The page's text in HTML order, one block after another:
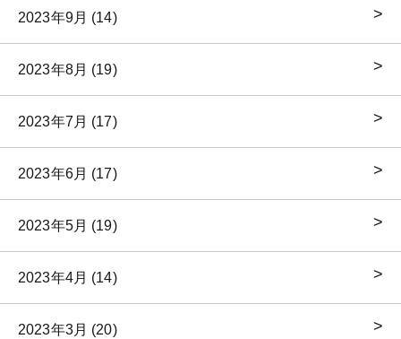
2023年9月 (14)
2023年8月 (19)
2023年7月 (17)
2023年6月 (17)
2023年5月 (19)
2023年4月 (14)
2023年3月 (20)